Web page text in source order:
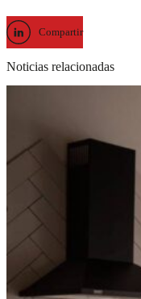
Compartir
Noticias relacionadas